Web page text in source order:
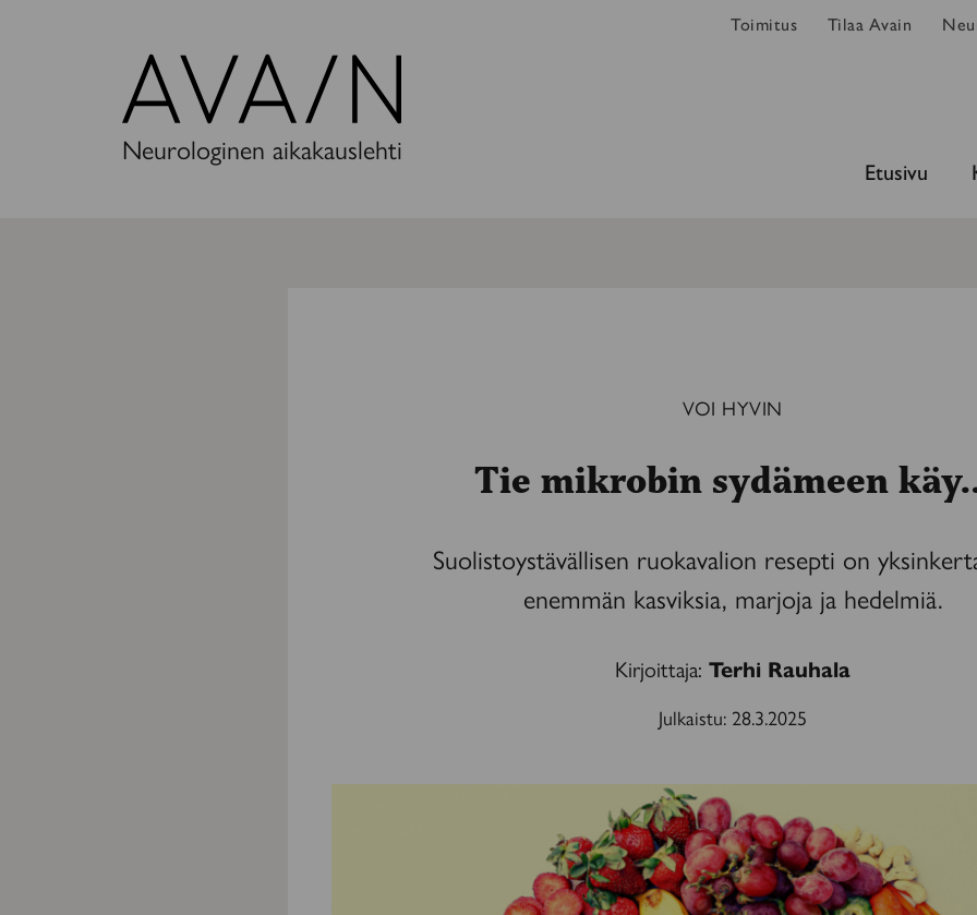
lehti
Neurologinen aikakauslehti
Toimitus Tilaa Avain
Etusivu
VOI HYVIN
Tie mikrobin sydämeen
Suolistoystävällisen ruokavalion resepti on
enemmän kasviksia, marjoja ja hedelmiä.
Kirjoittaja: Terhi Rauhala
Julkaistu: 28.3.2025